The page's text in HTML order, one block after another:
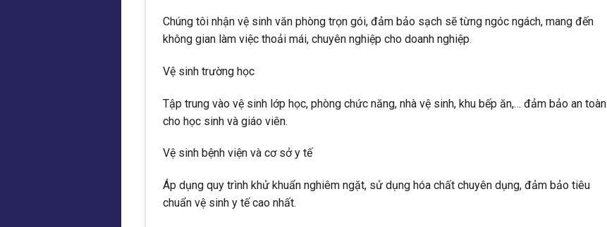
Chúng tôi nhận vệ sinh văn phòng trọn gói, đảm bảo sạch sẽ từng ngóc ngách, mang đến
không gian làm việc thoải mái, chuyên nghiệp cho doanh nghiệp.
Vệ sinh trường học
Tập trung vào vệ sinh lớp học, phòng chức năng, nhà vệ sinh, khu bếp ăn,… đảm bảo an toàn
cho học sinh và giáo viên.
Vệ sinh bệnh viện và cơ sở y tế
Áp dụng quy trình khử khuẩn nghiêm ngặt, sử dụng hóa chất chuyên dụng, đảm bảo tiêu
chuẩn vệ sinh y tế cao nhất.